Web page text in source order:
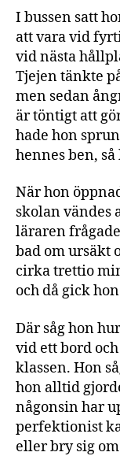
I bussen satt
att vara vid
vid nästa
Tjejen tänkte
men sedan
är töntigt att
hade hon
hennes ben,
När hon
skolan vändes
läraren
bad om ursäkt
cirka trettio
och då gick
Där såg hon
vid ett bord
klassen. Hon
hon alltid
någonsin har
perfektionist
eller bry sig